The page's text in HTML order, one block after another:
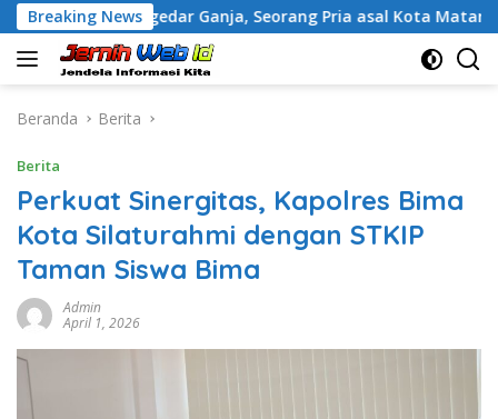
Langsung
ke
konten
Breaking News
Pengedar Ganja, Seorang Pria asal Kota Mataram
Beranda Berita
Berita
Perkuat Sinergitas, Kapolres Bima
Kota Silaturahmi dengan STKIP
Taman Siswa Bima
Admin
April 1, 2026